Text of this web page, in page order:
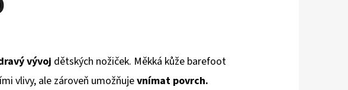
vývoj dětských nožiček. Měkká kůže barefoot
vlivy, ale zároveň umožňujevnímat povrch.